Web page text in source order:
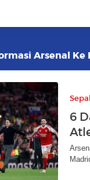
Arsenal
6